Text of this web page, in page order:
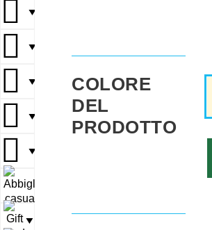
▼
▼
▼
▼
▼
▼
COLORE
DEL
PRODOTTO